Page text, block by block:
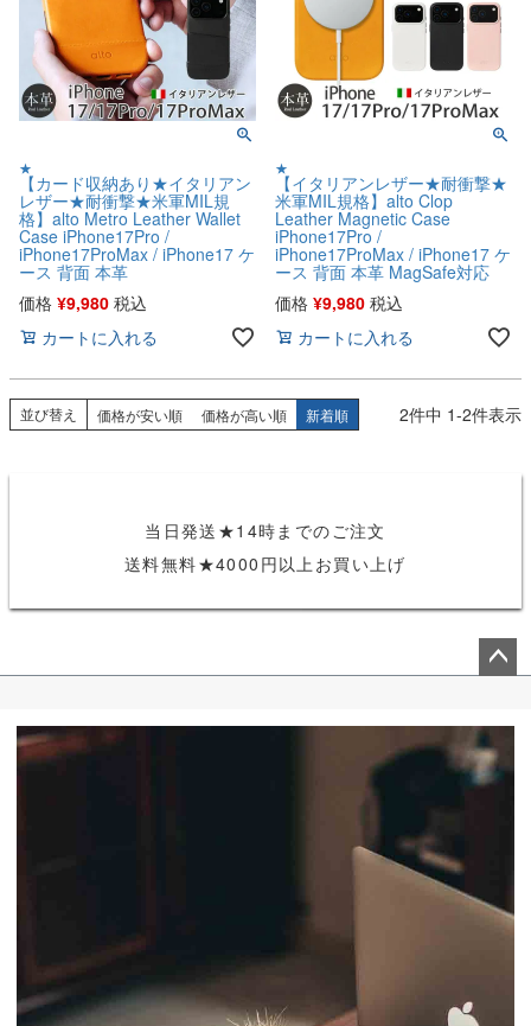
★
【カード収納あり★イタリアン
レザー★耐衝撃★米軍MIL規
格】alto Metro Leather Wallet
Case iPhone17Pro /
iPhone17ProMax / iPhone17 ケ
ース 背面 本革
価格 ¥9,980 税込
カートに入れる
★
【イタリアンレザー★耐衝撃★
米軍MIL規格】alto Clop
Leather Magnetic Case
iPhone17Pro /
iPhone17ProMax / iPhone17 ケ
ース 背面 本革 MagSafe対応
価格 ¥9,980 税込
カートに入れる
並び替え 価格が安い順 価格が高い順 新着順 2件中 1-2件表示
当日発送★14時までのご注文
送料無料★4000円以上お買い上げ
ップ
へ